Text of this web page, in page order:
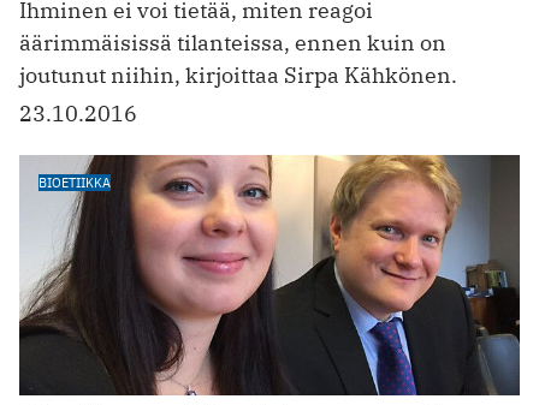
Ihminen ei voi tietää, miten reagoi
äärimmäisissä tilanteissa, ennen kuin on
joutunut niihin, kirjoittaa Sirpa Kähkönen.
23.10.2016
BIOETIIKKA